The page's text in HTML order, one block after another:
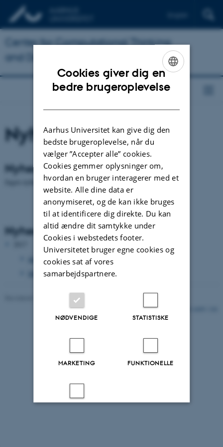
Center for Computational Thinking
and Design
Nyheder
Nyheder
Ingen nyheder fundet.
Nyheds Arkiv
december 2017 (1 post)
februar 2017(1 post)
Nick Nielsen
ENGLISH
Cookies giver dig en
bedre brugeroplevelse
Aarhus Universitet kan give dig den
bedste brugeroplevelse, når du
vælger ”Accepter alle” cookies.
Cookies gemmer oplysninger om,
hvordan en bruger interagerer med et
website. Alle dine data er
anonymiseret, og de kan ikke bruges
til at identificere dig direkte. Du kan
altid ændre dit samtykke under
Cookies i webstedets footer.
Universitetet bruger egne cookies og
cookies sat af vores
samarbejdspartnere.
NØDVENDIGE STATISTISKE
MARKETING FUNKTIONELLE